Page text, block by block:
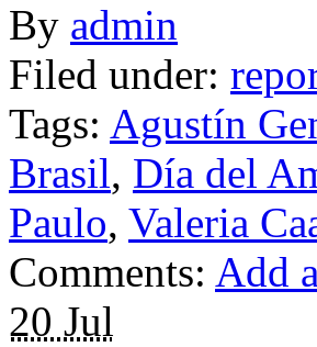
By admin
Filed under:
Tags: Agustín
Brasil, Día del
Paulo, Valeria
Comments: Add
20 Jul